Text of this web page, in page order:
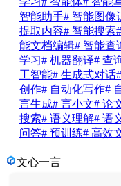
智能助手# 智能图像
提取内容# 智能搜索
能文档编辑# 智能查
学习# 机器翻译# 查
工智能# 生成式对话
创作# 自动化写作#
言生成# 言小文# 论
搜索# 语义理解# 语
问答# 预训练# 高效
文心一言